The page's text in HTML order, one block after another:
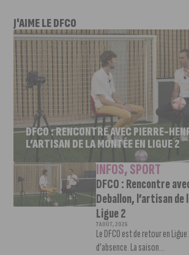
J'AIME LE DFCO
DFCO : RENCONTRE AVEC PIERRE-
L’ARTISAN DE LA MONTÉE EN LIGUE 2
INFOS,SPORT
DFCO : Rencontre
Deballon, l’artisan de
Ligue 2
7 AOÛT, 2026
Le DFCO est de retour en
d’absence. La saison...